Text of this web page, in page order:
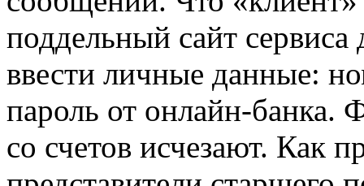
поддельный сайт сервиса
ввести личные данные:
пароль от онлайн-банка.
со счетов исчезают. Как